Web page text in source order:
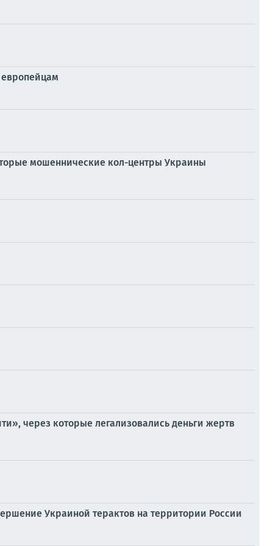
мошеннические кол-центры Украины
через которые легализовались деньги жертв
Украиной терактов на территории России